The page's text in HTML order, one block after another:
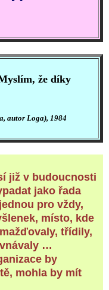
že díky
autor Loga), 1984
již v budoucnosti
jako řada
pro vždy,
místo, kde
třídily,
…
by
mohla by mít